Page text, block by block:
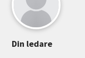
Din ledare